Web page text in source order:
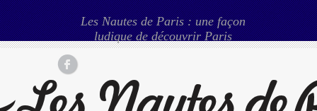
Les Nautes de Paris : une façon
ludique de découvrir Paris